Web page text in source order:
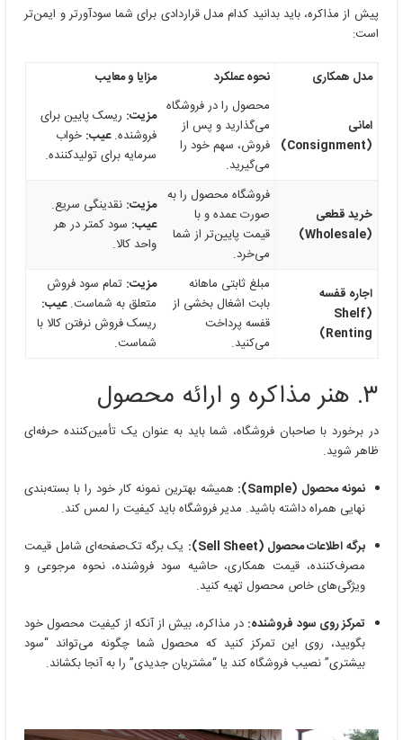
پیش از مذاکره، باید بدانید کدام مدل قراردادی برای شما سودآورتر و ایمن‌تر
است:
مدل همکاری نحوه عملکرد مزایا و معایب
امانی
(Consignment)
محصول را در فروشگاه
می‌گذارید و پس از
فروش، سهم خود را
می‌گیرید.
مزیت: ریسک پایین برای
فروشنده.عیب: خواب
سرمایه برای تولیدکننده.
خرید قطعی
(Wholesale)
فروشگاه محصول را به
صورت عمده و با
قیمت پایین‌تر از شما
می‌خرد.
مزیت: نقدینگی سریع.
عیب: سود کمتر در هر
واحد کالا.
اجاره قفسه
(Shelf
Renting)
مبلغ ثابتی ماهانه
بابت اشغال بخشی از
قفسه پرداخت
می‌کنید.
مزیت: تمام سود فروش
متعلق به شماست.عیب:
ریسک فروش نرفتن کالا با
شماست.
۳. هنر مذاکره و ارائه محصول
در برخورد با صاحبان فروشگاه، شما باید به عنوان یک تأمین‌کننده حرفه‌ای
ظاهر شوید.
نمونه محصول (Sample):
همیشه بهترین نمونه کار خود را با بسته‌بندی
نهایی همراه داشته باشید. مدیر فروشگاه باید کیفیت را لمس کند.
برگه اطلاعات محصول (Sell Sheet):
یک برگه تک‌صفحه‌ای شامل قیمت
مصرف‌کننده، قیمت همکاری، حاشیه سود فروشنده، نحوه مرجوعی و
ویژگی‌های خاص محصول تهیه کنید.
تمرکز روی سود فروشنده: در مذاکره، بیش از آنکه از کیفیت محصول خود
بگویید، روی این تمرکز کنید که محصول شما چگونه می‌تواند “سود
بیشتری” نصیب فروشگاه کند یا “مشتریان جدیدی” را به آنجا بکشاند.